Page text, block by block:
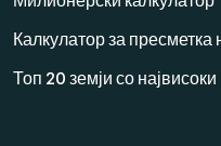
Калкулатор за пресметка
Топ 20 земји со